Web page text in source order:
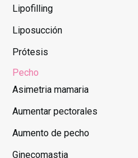
Lipofilling
Liposucción
Prótesis
Pecho
Asimetria mamaria
Aumentar pectorales
Aumento de pecho
Ginecomastia